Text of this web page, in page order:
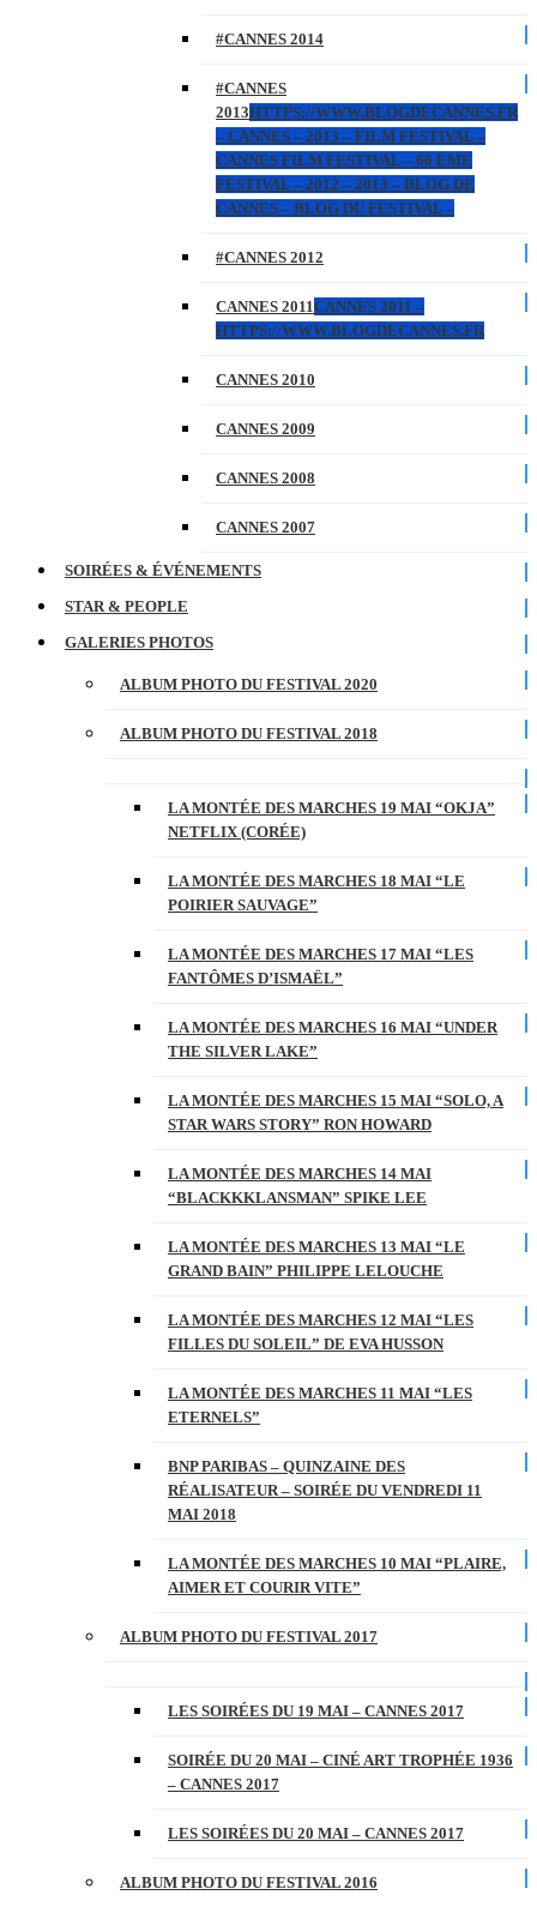
#CANNES 2014
#CANNES
2013HTTPS://WWW.BLOGDECANNES.FR
– CANNES – 2013 – FILM FESTIVAL –
CANNES FILM FESTIVAL – 66 EME
FESTIVAL – 2012 – 2013 – BLOG DE
CANNES – BLOG DU FESTIVAL –
#CANNES 2012
CANNES 2011CANNES 2011 –
HTTPS://WWW.BLOGDECANNES.FR
CANNES 2010
CANNES 2009
CANNES 2008
CANNES 2007
SOIRÉES & ÉVÉNEMENTS
STAR & PEOPLE
GALERIES PHOTOS
ALBUM PHOTO DU FESTIVAL 2020
ALBUM PHOTO DU FESTIVAL 2018
LA MONTÉE DES MARCHES 19 MAI “OKJA”
NETFLIX (CORÉE)
LA MONTÉE DES MARCHES 18 MAI “LE
POIRIER SAUVAGE”
LA MONTÉE DES MARCHES 17 MAI “LES
FANTÔMES D’ISMAËL”
LA MONTÉE DES MARCHES 16 MAI “UNDER
THE SILVER LAKE”
LA MONTÉE DES MARCHES 15 MAI “SOLO, A
STAR WARS STORY” RON HOWARD
LA MONTÉE DES MARCHES 14 MAI
“BLACKKKLANSMAN” SPIKE LEE
LA MONTÉE DES MARCHES 13 MAI “LE
GRAND BAIN” PHILIPPE LELOUCHE
LA MONTÉE DES MARCHES 12 MAI “LES
FILLES DU SOLEIL” DE EVA HUSSON
LA MONTÉE DES MARCHES 11 MAI “LES
ETERNELS”
BNP PARIBAS – QUINZAINE DES
RÉALISATEUR – SOIRÉE DU VENDREDI 11
MAI 2018
LA MONTÉE DES MARCHES 10 MAI “PLAIRE,
AIMER ET COURIR VITE”
ALBUM PHOTO DU FESTIVAL 2017
LES SOIRÉES DU 19 MAI – CANNES 2017
SOIRÉE DU 20 MAI – CINÉ ART TROPHÉE 1936
– CANNES 2017
LES SOIRÉES DU 20 MAI – CANNES 2017
ALBUM PHOTO DU FESTIVAL 2016